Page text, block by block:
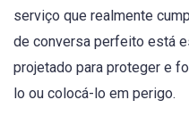
serviço que realmente
de conversa perfeito está
projetado para proteger e
lo ou colocá-lo em perigo.